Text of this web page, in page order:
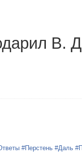
В.
#Перстень #Даль